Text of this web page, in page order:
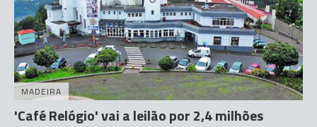
MADEIRA
'Café Relógio' vai a leilão por 2,4 milhões